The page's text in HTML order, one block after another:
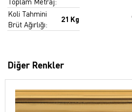
Koli Tahmini
Brüt Ağırlığı:
21 Kg
Diğer Renkler